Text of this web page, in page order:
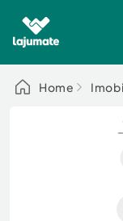
Alege
Auto, moto si
Electronice si
Auto,
Home